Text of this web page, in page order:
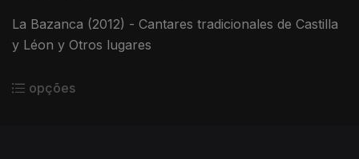
La Bazanca (2012) - Cantares tradicionales de Castilla
y Léon y Otros lugares
opções